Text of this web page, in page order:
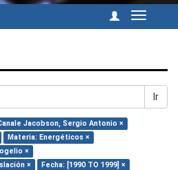
Cambiar
Ir
Jacobson, Sergio Antonio ×
Materia: Energéticos ×
×
×
Fecha: [1990 TO 1999] ×